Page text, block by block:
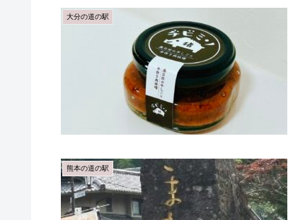
大分の道の駅
熊本の道の駅